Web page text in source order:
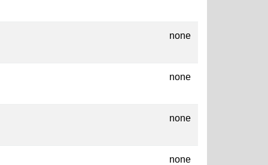
none
none
none
none